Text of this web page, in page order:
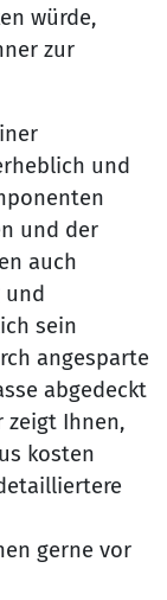
würde,
zur
und
und der
auch
und
sein
angesparte
abgedeckt
zeigt Ihnen,
kosten
gerne vor